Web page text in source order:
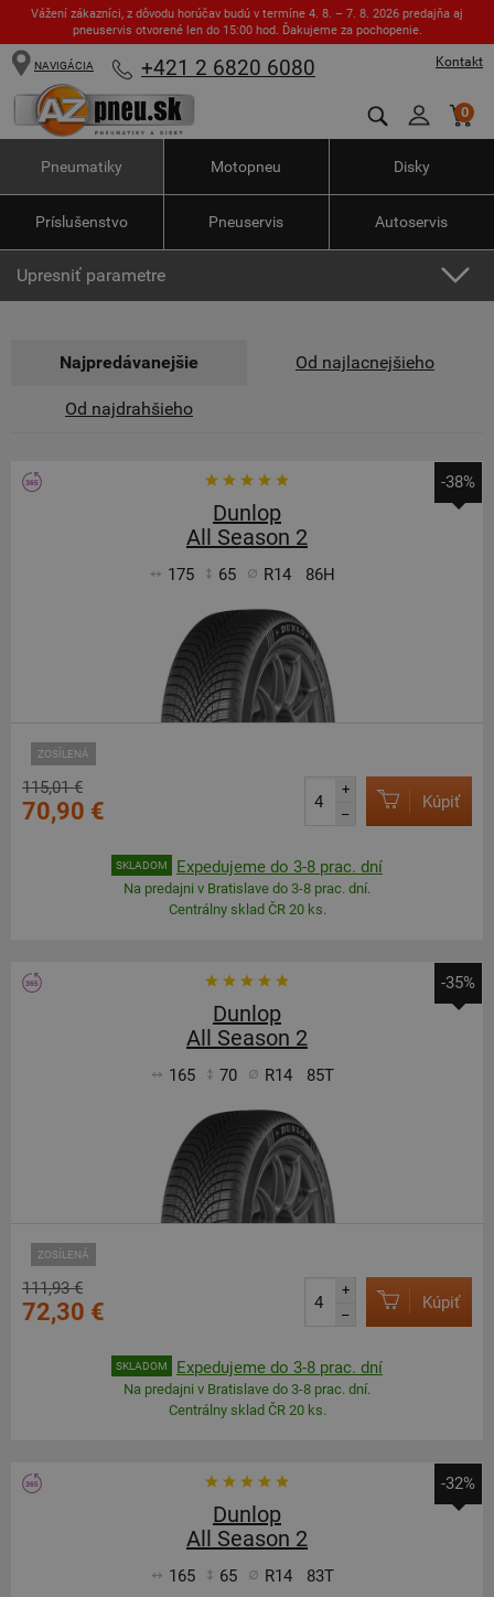
Vážení zákazníci, z dôvodu horúčav budú v termíne 4. 8. – 7. 8. 2026 predajňa aj
pneuservis otvorené len do 15:00 hod. Ďakujeme za pochopenie.
Kontakt
NAVIGÁCIA +421 2 6820 6080
0
Pneumatiky Motopneu Disky
Príslušenstvo Pneuservis Autoservis
Upresniť parametre
Najpredávanejšie Od najlacnejšieho
Od najdrahšieho
-38%
Dunlop
All Season 2
175 65 R14 86H
ZOSÍLENÁ
115,01 €
70,90 €
+
–
Kúpiť
SKLADOM Expedujeme do 3-8 prac. dní
Na predajni v Bratislave do 3-8 prac. dní.
Centrálny sklad ČR 20 ks.
-35%
Dunlop
All Season 2
165 70 R14 85T
ZOSÍLENÁ
111,93 €
72,30 €
+
–
Kúpiť
SKLADOM Expedujeme do 3-8 prac. dní
Na predajni v Bratislave do 3-8 prac. dní.
Centrálny sklad ČR 20 ks.
-32%
Dunlop
All Season 2
165 65 R14 83T